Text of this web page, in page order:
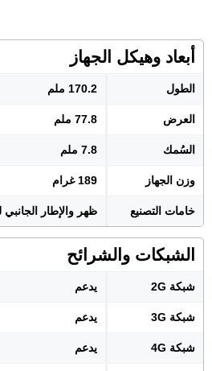
أبعاد وهيكل الجهاز
الطول 170.2 ملم
العرض 77.8 ملم
السُمك 7.8 ملم
وزن الجهاز 189 غرام
خامات التصنيع ظهر والإطار
الشبكات والشرائح
شبكة 2G يدعم
شبكة 3G يدعم
شبكة 4G يدعم